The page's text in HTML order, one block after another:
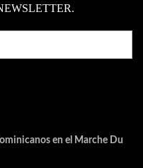
en el Marche Du